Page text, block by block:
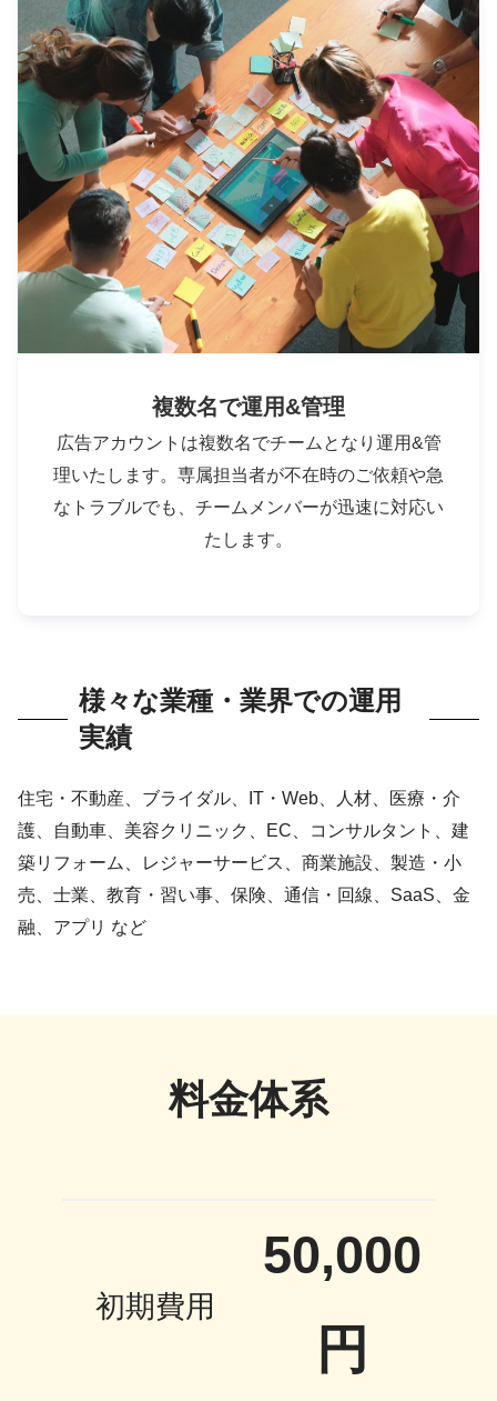
複数名で運用&管理
広告アカウントは複数名でチームとなり運用&管
理いたします。専属担当者が不在時のご依頼や急
なトラブルでも、チームメンバーが迅速に対応い
たします。
様々な業種・業界での運用
実績
住宅・不動産、ブライダル、IT・Web、人材、医療・介
護、自動車、美容クリニック、EC、コンサルタント、建
築リフォーム、レジャーサービス、商業施設、製造・小
売、士業、教育・習い事、保険、通信・回線、SaaS、金
融、アプリ など
料金体系
初期費用
50,000
円